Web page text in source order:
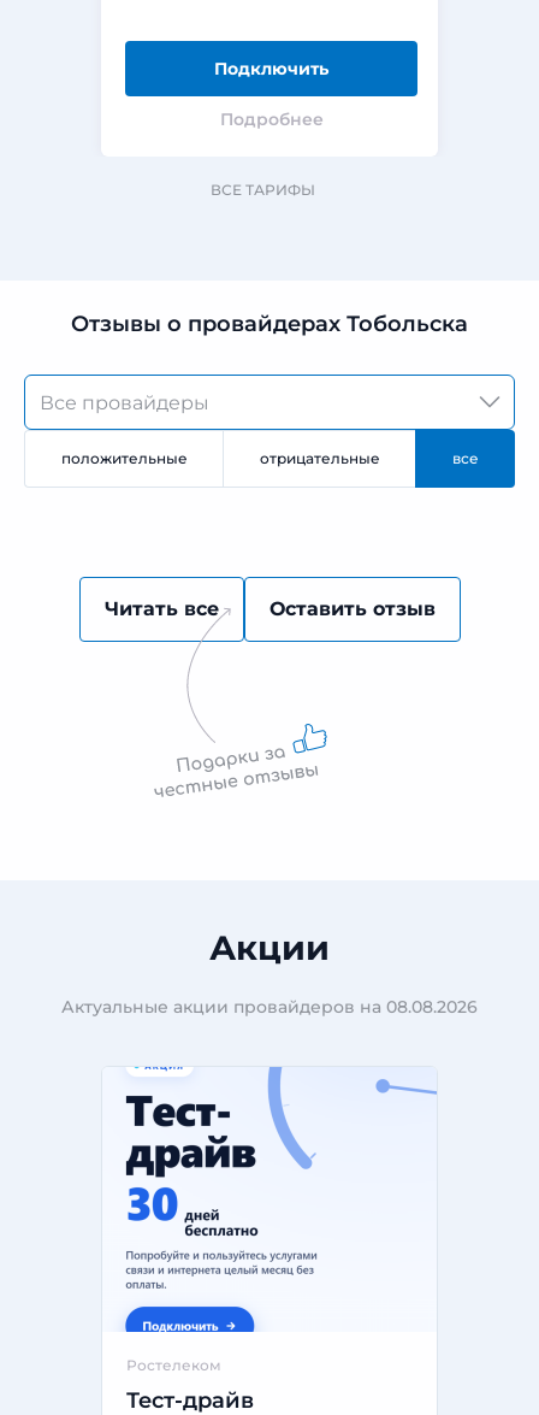
Подключить
Подробнее
ВСЕ ТАРИФЫ
Отзывы о провайдерах Тобольска
положительные отрицательные все
Читать все Оставить отзыв
Акции
Актуальные акции провайдеров на 08.08.2026
Ростелеком
Тест-драйв